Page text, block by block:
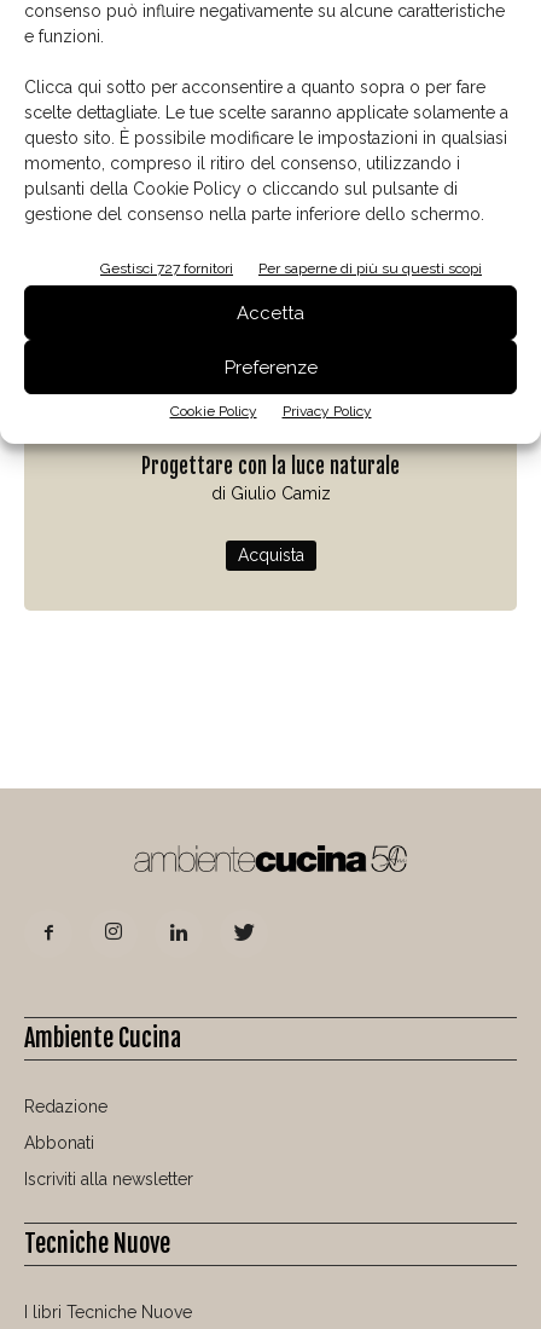
consenso può influire negativamente su alcune caratteristiche
e funzioni.
Clicca qui sotto per acconsentire a quanto sopra o per fare
scelte dettagliate. Le tue scelte saranno applicate solamente a
questo sito. È possibile modificare le impostazioni in qualsiasi
momento, compreso il ritiro del consenso, utilizzando i
pulsanti della Cookie Policy o cliccando sul pulsante di
gestione del consenso nella parte inferiore dello schermo.
Gestisci 727 fornitori Per saperne di più su questi scopi
Accetta
Preferenze
Cookie Policy Privacy Policy
Il libro del mese
Zenit
Progettare con la luce naturale
di Giulio Camiz
Acquista
Ambiente Cucina
Redazione
Abbonati
Iscriviti alla newsletter
Tecniche Nuove
I libri Tecniche Nuove